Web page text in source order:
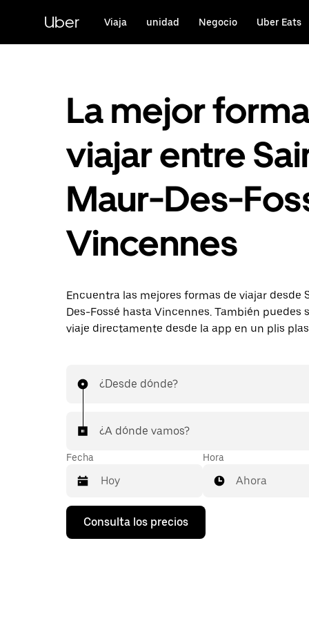
contenido
principal
Uber Viaja unidad Negocio Uber Eats
La mejor
viajar entre
Maur-Des-
Vincennes
Encuentra las mejores formas de viajar desde
Des-Fossé hasta Vincennes. También puedes
viaje directamente desde la app en un plis
¿Desde dónde?
¿A dónde vamos?
Fecha
Pulsa
flecha
Hora
Ahora
Consulta los precios